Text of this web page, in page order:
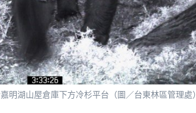
明湖山屋倉庫下方冷杉平台（圖／台東林區管理處）